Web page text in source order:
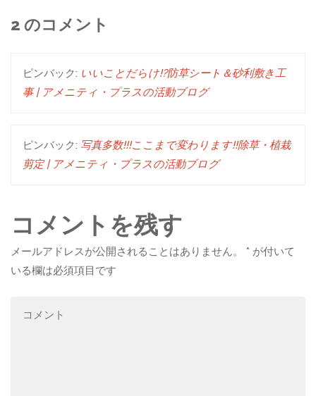
2 のコメント
ピンバック: いいことだらけ!?防草シート＆砂利敷き工
事 | アメニティ・プラスの活動ブログ
ピンバック: 写真多数!!!ここまで変わります!!除草・植栽
剪定 | アメニティ・プラスの活動ブログ
コメントを残す
メールアドレスが公開されることはありません。 * が付いて
いる欄は必須項目です